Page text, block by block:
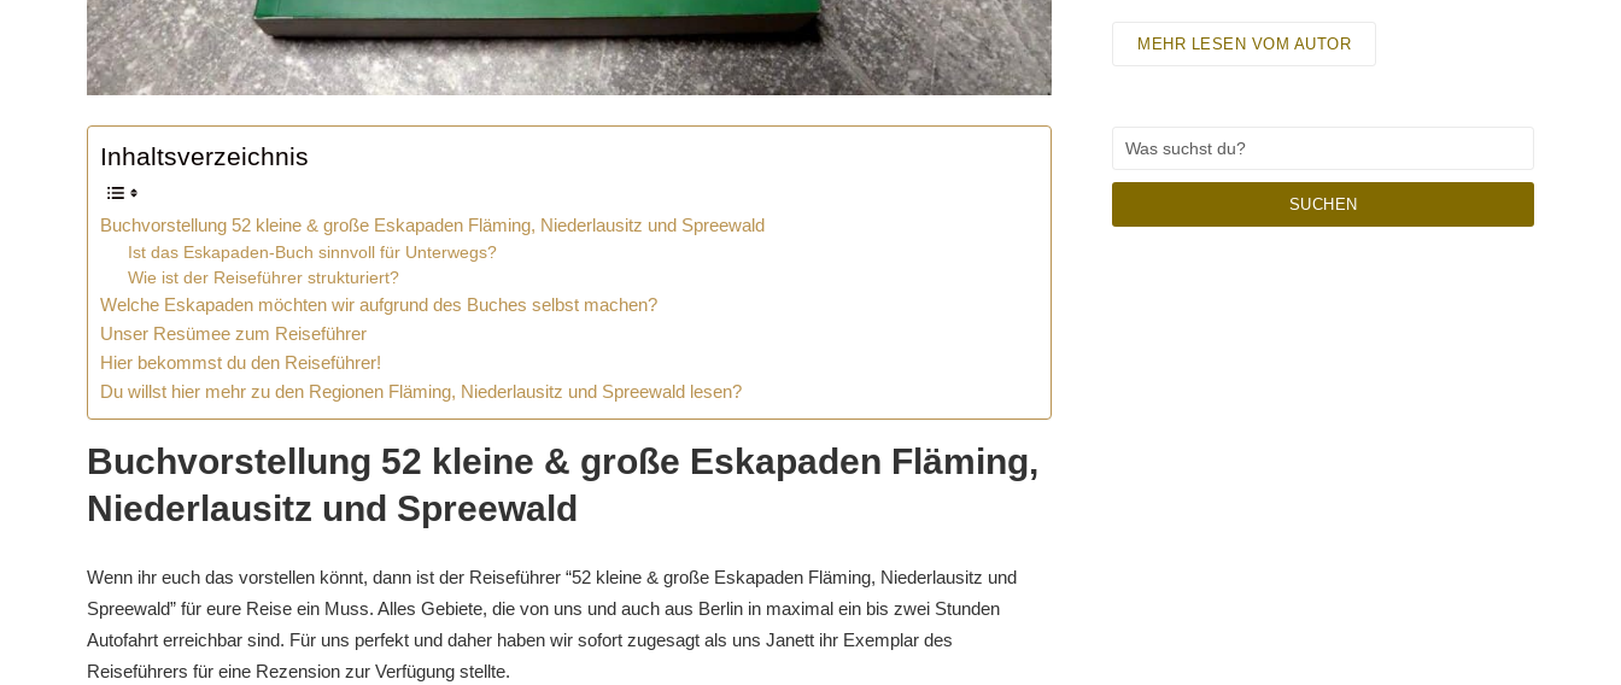
Inhaltsverzeichnis
Buchvorstellung 52 kleine & große Eskapaden Fläming, Niederlausitz und Spreewald
Ist das Eskapaden-Buch sinnvoll für Unterwegs?
Wie ist der Reiseführer strukturiert?
Welche Eskapaden möchten wir aufgrund des Buches selbst machen?
Unser Resümee zum Reiseführer
Hier bekommst du den Reiseführer!
Du willst hier mehr zu den Regionen Fläming, Niederlausitz und Spreewald lesen?
Buchvorstellung 52 kleine & große Eskapaden Fläming,
Niederlausitz und Spreewald
Wenn ihr euch das vorstellen könnt, dann ist der Reiseführer “52 kleine & große Eskapaden Fläming, Niederlausitz und
Spreewald” für eure Reise ein Muss. Alles Gebiete, die von uns und auch aus Berlin in maximal ein bis zwei Stunden
Autofahrt erreichbar sind. Für uns perfekt und daher haben wir sofort zugesagt als uns Janett ihr Exemplar des
Reiseführers für eine Rezension zur Verfügung stellte.
MEHR LESEN VOM AUTOR
SUCHEN